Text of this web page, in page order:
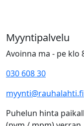
Myyntipalvelu
Avoinna ma - pe klo
030 608 30
myynti@rauhalahti.fi
Puhelun hinta